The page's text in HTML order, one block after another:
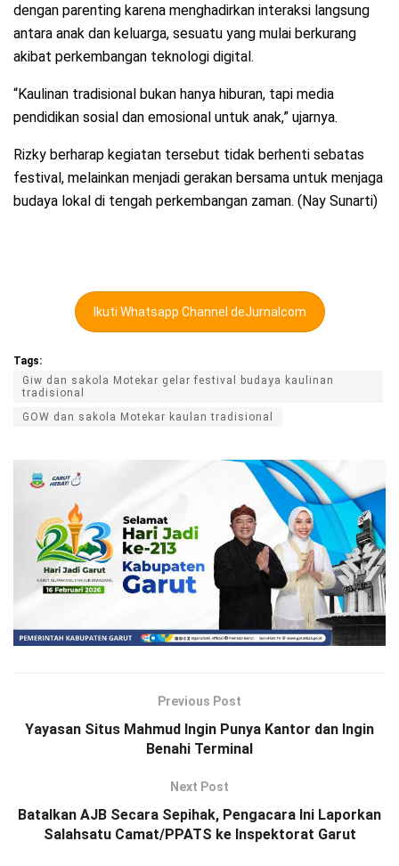
dengan parenting karena menghadirkan interaksi langsung
antara anak dan keluarga, sesuatu yang mulai berkurang
akibat perkembangan teknologi digital.
“Kaulinan tradisional bukan hanya hiburan, tapi media
pendidikan sosial dan emosional untuk anak,” ujarnya.
Rizky berharap kegiatan tersebut tidak berhenti sebatas
festival, melainkan menjadi gerakan bersama untuk menjaga
budaya lokal di tengah perkembangan zaman. (Nay Sunarti)
Ikuti Whatsapp Channel deJurnalcom
Tags:
Giw dan sakola Motekar gelar festival budaya kaulinan
tradisional
GOW dan sakola Motekar kaulan tradisional
Previous Post
Yayasan Situs Mahmud Ingin Punya Kantor dan Ingin
Benahi Terminal
Next Post
Batalkan AJB Secara Sepihak, Pengacara Ini Laporkan
Salahsatu Camat/PPATS ke Inspektorat Garut